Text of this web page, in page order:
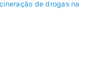
de drogas na